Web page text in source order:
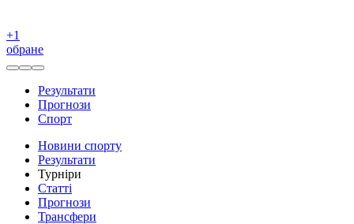
+1
обране
Результати
Прогнози
Спорт
Новини спорту
Результати
Турніри
Статті
Прогнози
Трансфери